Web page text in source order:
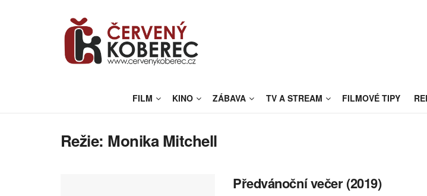
FILM KINO ZÁBAVA TV A STREAM FILMOVÉ TIPY
Režie: Monika Mitchell
Předvánoční večer (2019)